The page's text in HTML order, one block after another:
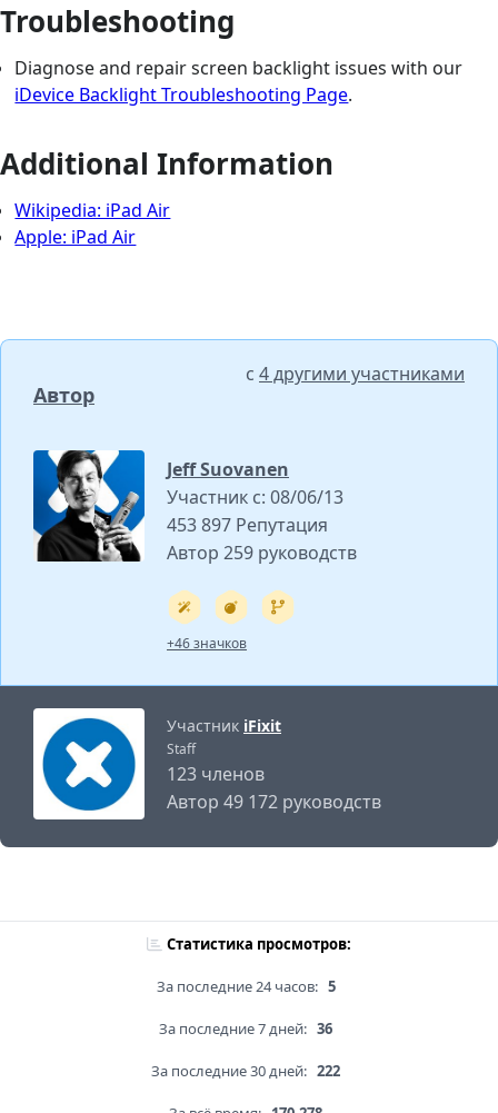
Troubleshooting
Diagnose and repair screen backlight issues with our
iDevice Backlight Troubleshooting Page.
Additional Information
Wikipedia: iPad Air
Apple: iPad Air
Автор
с 4 другими участниками
Jeff Suovanen
Участник с: 08/06/13
453 897 Репутация
Автор 259 руководств
+46 значков
Участник iFixit
Staff
123 членов
Автор 49 172 руководств
Статистика просмотров:
За последние 24 часов: 5
За последние 7 дней: 36
За последние 30 дней: 222